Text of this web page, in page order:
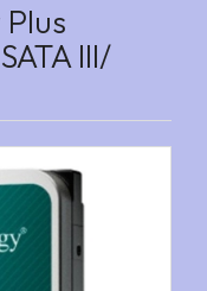
III/